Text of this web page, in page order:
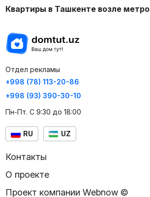
Квартиры в Ташкенте возле метро
Отдел рекламы
+998 (78) 113-20-86
+998 (93) 390-30-10
Пн-Пт. С 9:30 до 18:00
RU UZ
Контакты
О проекте
Проект компании Webnow ©